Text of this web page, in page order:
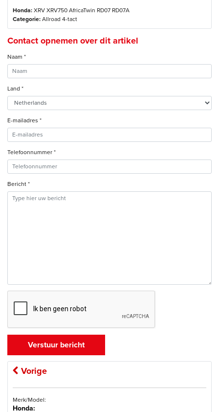
Honda: XRV XRV750 AfricaTwin RD07 RD07A
Categorie: Allroad 4-tact
Contact opnemen over dit artikel
Naam *
Land *
E-mailadres *
Telefoonnummer *
Bericht *
Vorige
Merk/Model:
Honda: